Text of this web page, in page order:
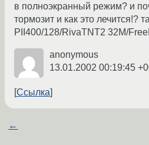
в полноэкранный режим? и
тормозит и как это лечится!?
PII400/128/RivaTNT2 32M/
anonymous
13.01.2002 00:19:45
Ссылка
←